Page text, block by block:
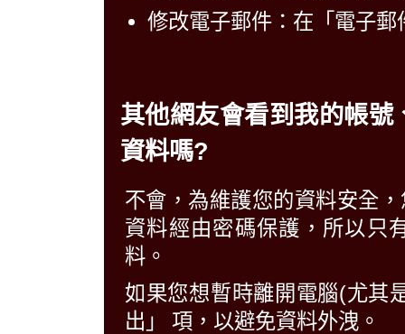
修改電子郵件：在「電子
其他網友會看到我的帳
資料嗎?
不會，為維護您的資料安全
資料經由密碼保護，所以只
料。
如果您想暫時離開電腦(尤其
出」 項，以避免資料外洩。